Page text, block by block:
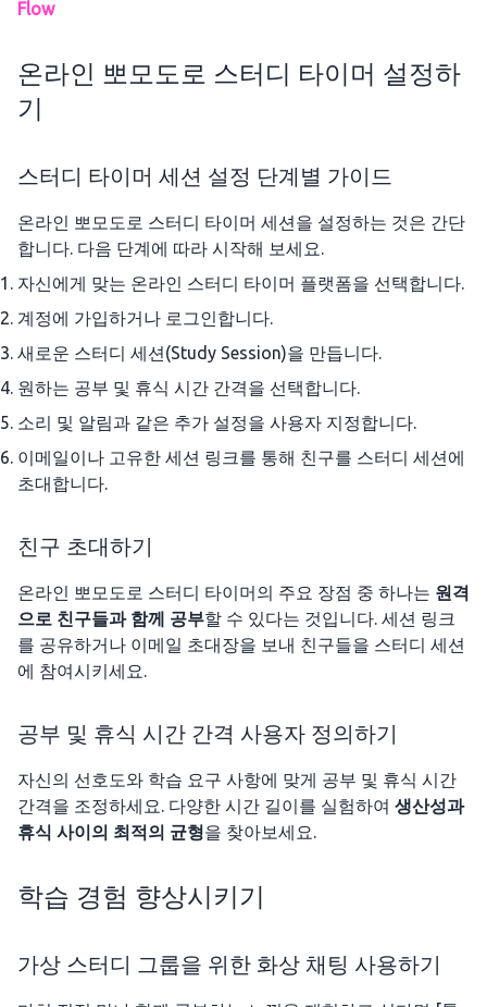
Flow
온라인 뽀모도로 스터디 타이머 설정하
기
스터디 타이머 세션 설정 단계별 가이드
온라인 뽀모도로 스터디 타이머 세션을 설정하는 것은 간단
합니다. 다음 단계에 따라 시작해 보세요.
자신에게 맞는 온라인 스터디 타이머 플랫폼을 선택합니다.
계정에 가입하거나 로그인합니다.
새로운 스터디 세션(Study Session)을 만듭니다.
원하는 공부 및 휴식 시간 간격을 선택합니다.
소리 및 알림과 같은 추가 설정을 사용자 지정합니다.
이메일이나 고유한 세션 링크를 통해 친구를 스터디 세션에
초대합니다.
친구 초대하기
온라인 뽀모도로 스터디 타이머의 주요 장점 중 하나는 원격
으로 친구들과 함께 공부할 수 있다는 것입니다. 세션 링크
를 공유하거나 이메일 초대장을 보내 친구들을 스터디 세션
에 참여시키세요.
공부 및 휴식 시간 간격 사용자 정의하기
자신의 선호도와 학습 요구 사항에 맞게 공부 및 휴식 시간
간격을 조정하세요. 다양한 시간 길이를 실험하여 생산성과
휴식 사이의 최적의 균형을 찾아보세요.
학습 경험 향상시키기
가상 스터디 그룹을 위한 화상 채팅 사용하기